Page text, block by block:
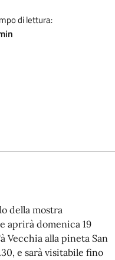
di lettura:
della mostra
aprirà domenica 19
Vecchia alla pineta San
e sarà visitabile fino